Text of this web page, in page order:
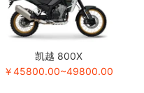
凯越 800X
￥45800.00~49800.00